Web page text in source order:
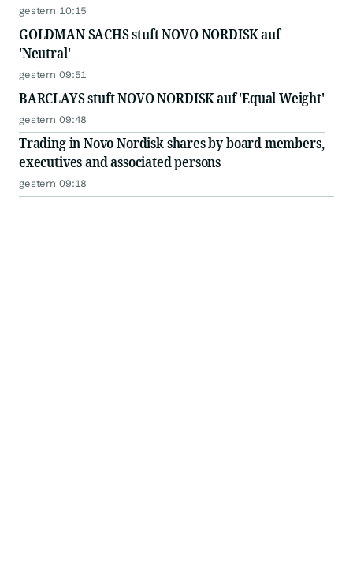
gestern 10:15
GOLDMAN SACHS stuft NOVO NORDISK auf
'Neutral'
gestern 09:51
BARCLAYS stuft NOVO NORDISK auf 'Equal Weight'
gestern 09:48
Trading in Novo Nordisk shares by board members,
executives and associated persons
gestern 09:18